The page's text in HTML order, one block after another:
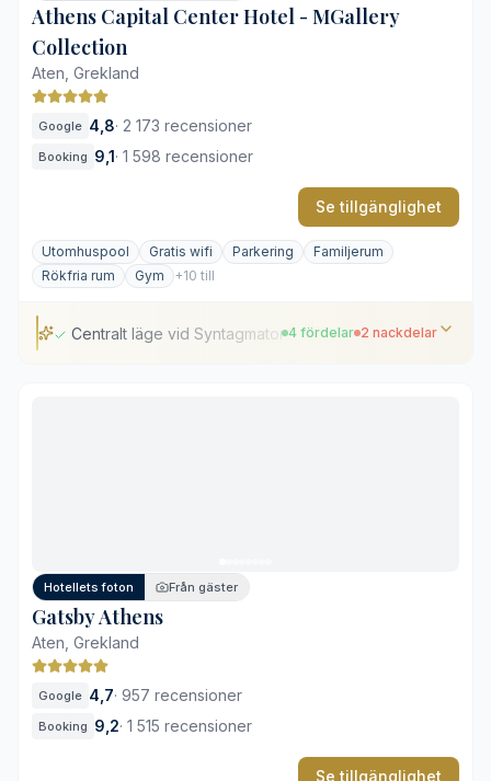
Athens Capital Center Hotel - MGallery
Collection
Aten, Grekland
Google 4,8· 2 173 recensioner
Booking 9,1· 1 598 recensioner
Se tillgänglighet
Utomhuspool Gratis wifi Parkering
Familjerum
Rökfria rum
Gym +10 till
Centralt läge vid Syntagmatorget4 fördelar 2 nackdelar
Hotellets foton Från gäster
Gatsby Athens
Aten, Grekland
Google 4,7· 957 recensioner
Booking 9,2· 1 515 recensioner
Se tillgänglighet